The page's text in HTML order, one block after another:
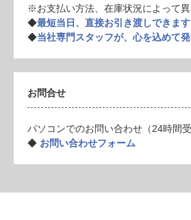
※お支払い方法、在庫状況によって
◆最短当日、直接お引き渡しできます
◆当社専門スタッフが、心を込めて
お問合せ
パソコンでのお問い合わせ（24時間受
◆ お問い合わせフォーム